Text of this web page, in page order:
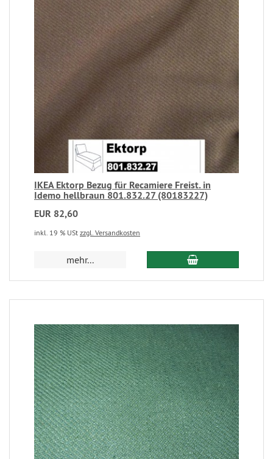
IKEA Ektorp Bezug für Recamiere Freist. in
Idemo hellbraun 801.832.27 (80183227)
EUR 82,60
inkl. 19 % USt zzgl. Versandkosten
mehr...